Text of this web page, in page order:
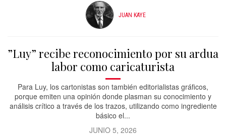
JUAN KAYE
”Luy” recibe reconocimiento por su ardua
labor como caricaturista
Para Luy, los cartonistas son también editorialistas gráficos,
porque emiten una opinión donde plasman su conocimiento y
análisis crítico a través de los trazos, utilizando como ingrediente
básico el...
JUNIO 5, 2026